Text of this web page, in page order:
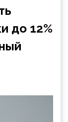
до 12%